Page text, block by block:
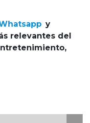
y
relevantes del